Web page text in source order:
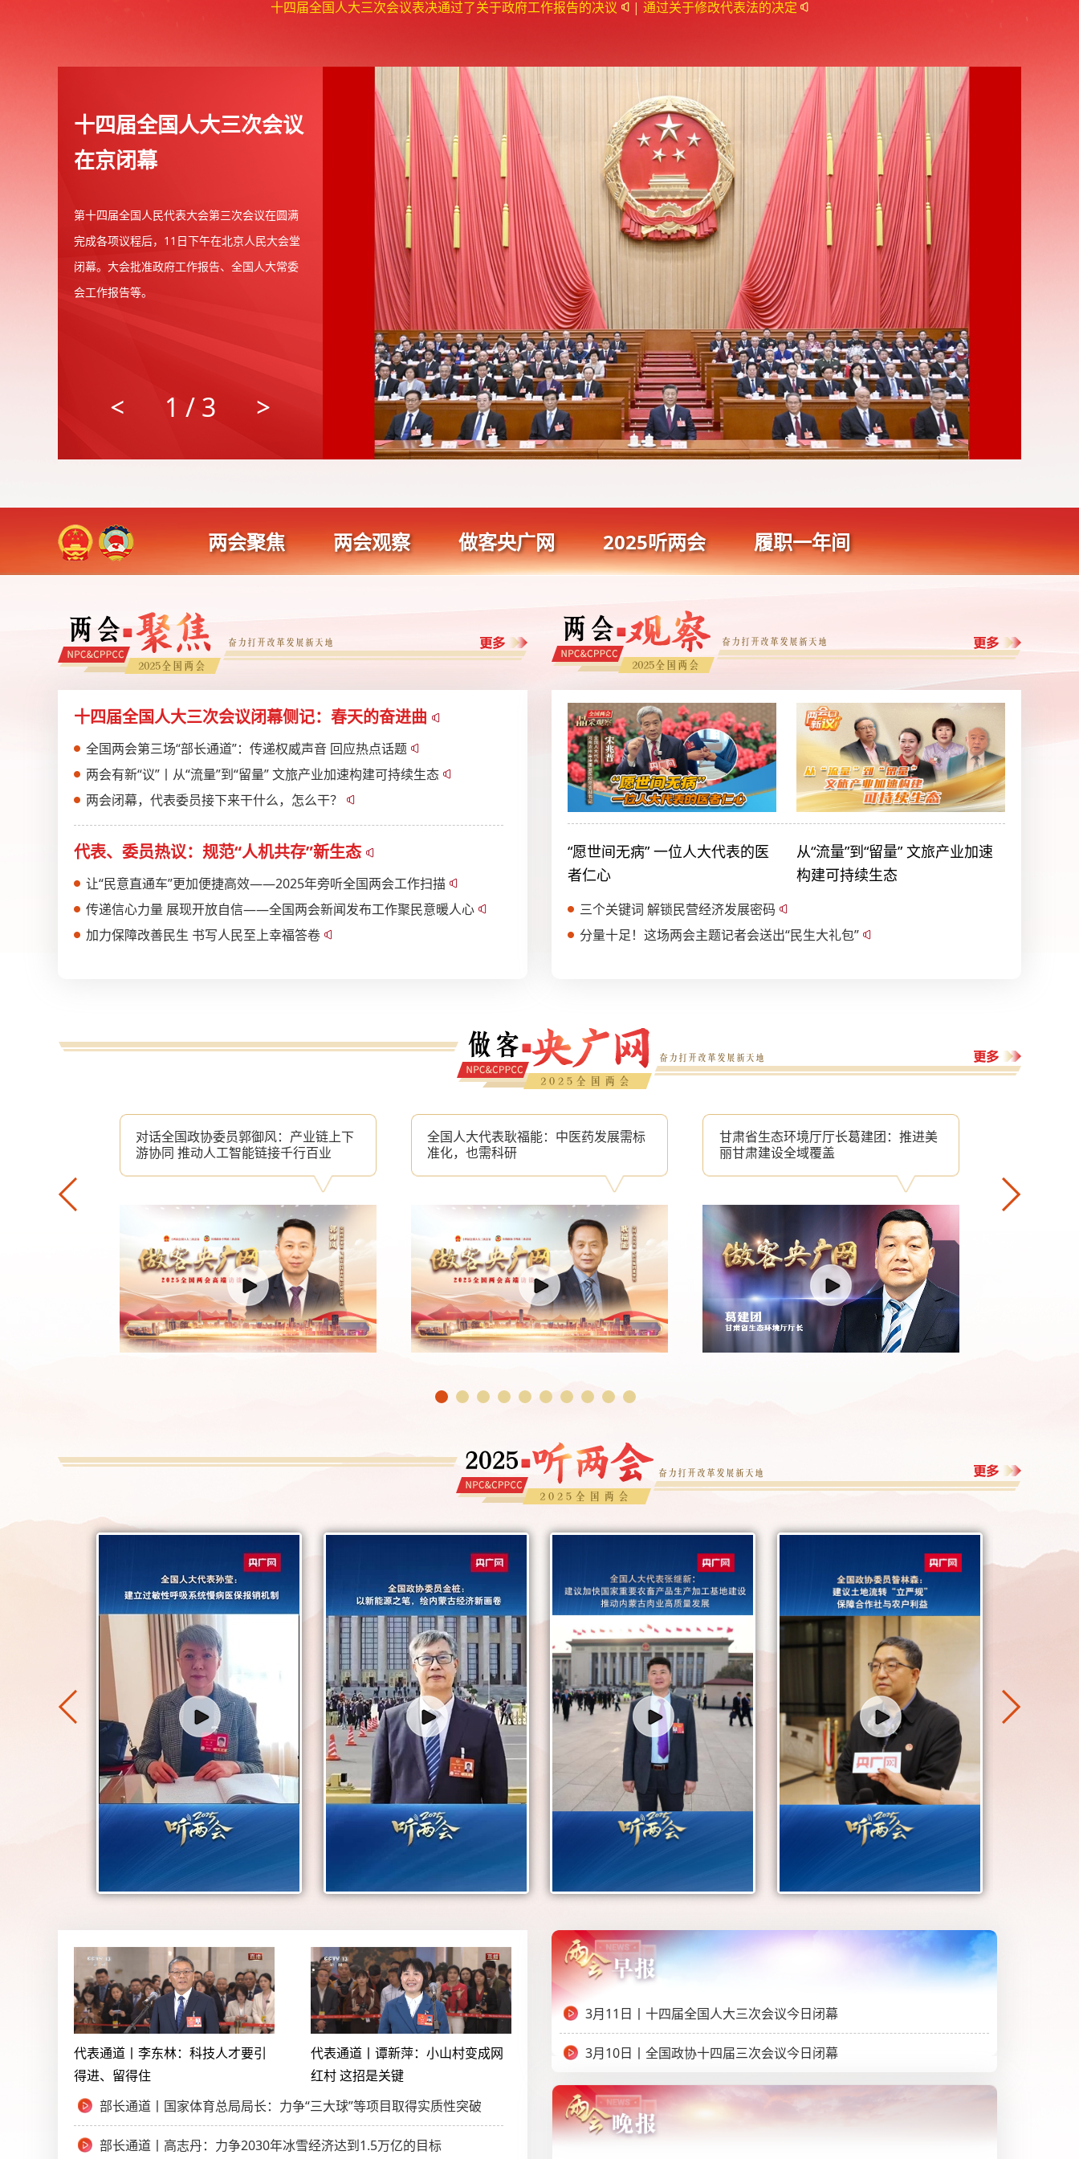
十四届全国人大三次会议表决通过了关于政府工作报告的决议 | 通过关于修改代表法的决定
十四届全国人大三次会议
在京闭幕
第十四届全国人民代表大会第三次会议在圆满
完成各项议程后，11日下午在北京人民大会堂
闭幕。大会批准政府工作报告、全国人大常委
会工作报告等。
1 / 3
两会聚焦 两会观察 做客央广网 2025听两会 履职一年间
十四届全国人大三次会议闭幕侧记：春天的奋进曲
全国两会第三场“部长通道”：传递权威声音 回应热点话题
两会有新“议”丨从“流量”到“留量” 文旅产业加速构建可持续生态
两会闭幕，代表委员接下来干什么，怎么干？
代表、委员热议：规范“人机共存”新生态
让“民意直通车”更加便捷高效——2025年旁听全国两会工作扫描
传递信心力量 展现开放自信——全国两会新闻发布工作聚民意暖人心
加力保障改善民生 书写人民至上幸福答卷
“愿世间无病” 一位人大代表的医
者仁心
从“流量”到“留量” 文旅产业加速
构建可持续生态
三个关键词 解锁民营经济发展密码
分量十足！这场两会主题记者会送出“民生大礼包”
对话全国政协委员郭御风：产业链上下
游协同 推动人工智能链接千行百业
全国人大代表耿福能：中医药发展需标
准化，也需科研
甘肃省生态环境厅厅长葛建团：推进美
丽甘肃建设全域覆盖
代表通道丨李东林：科技人才要引
得进、留得住
代表通道丨谭新萍：小山村变成网
红村 这招是关键
部长通道丨国家体育总局局长：力争“三大球”等项目取得实质性突破
部长通道丨高志丹：力争2030年冰雪经济达到1.5万亿的目标
3月11日丨十四届全国人大三次会议今日闭幕
3月10日丨全国政协十四届三次会议今日闭幕